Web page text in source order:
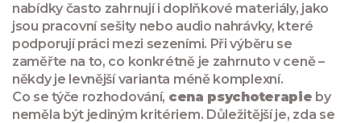
nabídky často zahrnují i doplňkové materiály, jako
jsou pracovní sešity nebo audio nahrávky, které
podporují práci mezi sezeními. Při výběru se
zaměřte na to, co konkrétně je zahrnuto v ceně –
někdy je levnější varianta méně komplexní.
Co se týče rozhodování, cena psychoterapie by
neměla být jediným kritériem. Důležitější je, zda se